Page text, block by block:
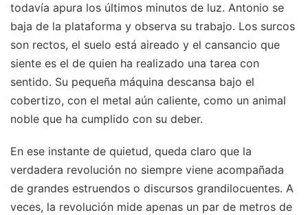
todavía apura los últimos minutos de luz. Antonio se
baja de la plataforma y observa su trabajo. Los surcos
son rectos, el suelo está aireado y el cansancio que
siente es el de quien ha realizado una tarea con
sentido. Su pequeña máquina descansa bajo el
cobertizo, con el metal aún caliente, como un animal
noble que ha cumplido con su deber.
En ese instante de quietud, queda claro que la
verdadera revolución no siempre viene acompañada
de grandes estruendos o discursos grandilocuentes. A
veces, la revolución mide apenas un par de metros de